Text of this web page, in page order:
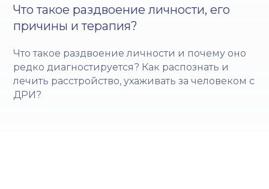
Что такое раздвоение личности, его
причины и терапия?
Что такое раздвоение личности и почему оно
редко диагностируется? Как распознать и
лечить расстройство, ухаживать за человеком с
ДРИ?